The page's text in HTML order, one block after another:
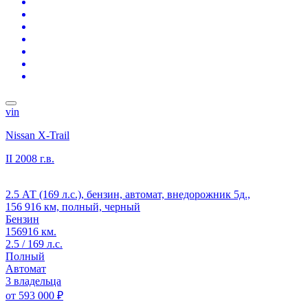
vin
Nissan X-Trail
II 2008 г.в.
2.5 АТ (169 л.с.), бензин, автомат, внедорожник 5д.,
156 916 км, полный, черный
Бензин
156916 км.
2.5 / 169 л.с.
Полный
Автомат
3 владельца
от 593 000 ₽